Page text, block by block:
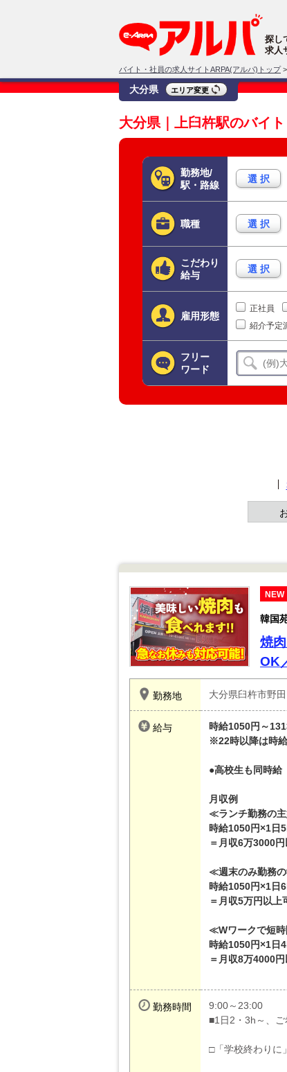
探し
求人
バイト・社員の求人サイトARPA(アルパ)トップ >
大分県 エリア変更
大分県｜上臼杵駅のバイ
勤務地/
駅・路線
選 択
職種 選 択
こだわり
給与
選 択
雇用形態
正社員
紹介予定
フリー
ワード
NEW
韓国
焼
OK
勤務地 大分県臼杵市野
給与
時給1050円～
※22時以降は時
●高校生も同時給
月収例
≪ランチ勤務の
時給1050円×1日
＝月収6万3000
≪週末のみ勤務
時給1050円×1日
＝月収5万円以上
≪Wワークで短
時給1050円×1日
＝月収8万4000
勤務時間
9:00～23:00
■1日2・3h～、ご
□「学校終わりに